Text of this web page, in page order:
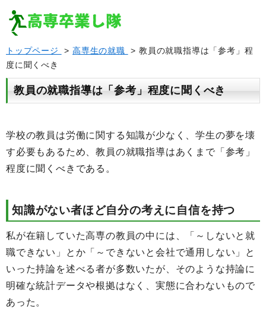
トップページ >高専生の就職
> 教員の就職指導は「参考」程
度に聞くべき
教員の就職指導は「参考」程度に聞くべき
学校の教員は労働に関する知識が少なく、学生の夢を壊
す必要もあるため、教員の就職指導はあくまで「参考」
程度に聞くべきである。
知識がない者ほど自分の考えに自信を持つ
私が在籍していた高専の教員の中には、「～しないと就
職できない」とか「～できないと会社で通用しない」と
いった持論を述べる者が多数いたが、そのような持論に
明確な統計データや根拠はなく、実態に合わないもので
あった。